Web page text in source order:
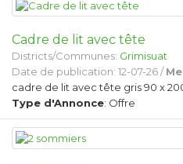
Cadre de lit avec tête
Districts/Communes: Grimisuat
Date de publication: 12-07-26 /
cadre de lit avec tête gris 90 x
Type d'Annonce: Offre